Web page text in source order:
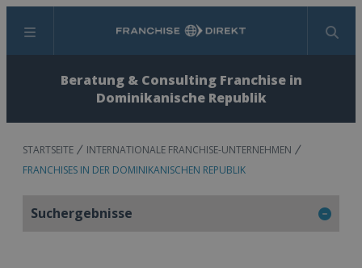
Menü Suchen
Beratung & Consulting Franchise in
Dominikanische Republik
STARTSEITE
INTERNATIONALE FRANCHISE-UNTERNEHMEN
FRANCHISES IN DER DOMINIKANISCHEN REPUBLIK
Suchergebnisse